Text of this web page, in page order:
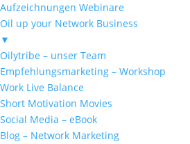
Aufzeichnungen Webinare
Oil up your Network Business
▼
Oilytribe – unser Team
Empfehlungsmarketing – Workshop
Work Live Balance
Short Motivation Movies
Social Media – eBook
Blog – Network Marketing